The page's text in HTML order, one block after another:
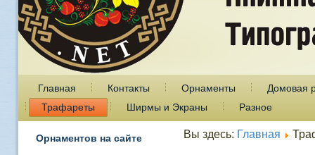
Главная Контакты Орнаменты
Домовая
Трафареты
Ширмы и Экраны Разное
Орнаментов на сайте Вы здесь: Главная